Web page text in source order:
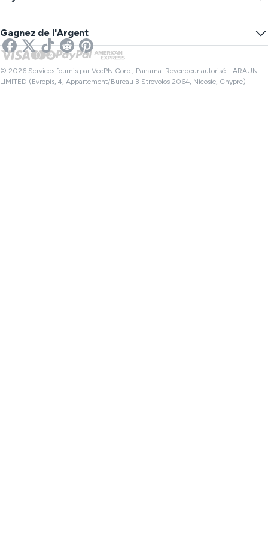
VPN pour Streaming
VPN pour Netflix
SMS en ligne
Vérificateur de lien
Vérificateur de fichiers
VPN Royaume-Uni
VPN Canada
VPN Turquie
Gagnez de l'Argent
Affiliés
© 2026 Services fournis par VeePN Corp., Panama. Revendeur autorisé: LARAUN
LIMITED (Evropis, 4, Appartement/Bureau 3 Strovolos 2064, Nicosie, Chypre)